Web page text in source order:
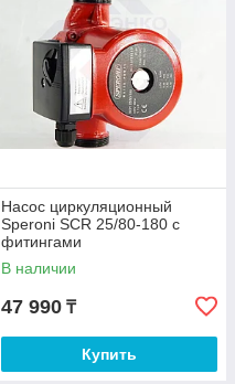
Насос циркуляционный
Speroni SCR 25/80-180 с
фитингами
В наличии
47 990 ₸
Купить